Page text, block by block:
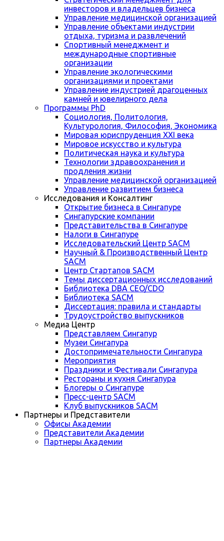
инвесторов и владельцев бизнеса
Управление медицинской организацией
Управление объектами индустрии
отдыха, туризма и развлечений
Спортивный менеджмент и
международные спортивные
организации
Управление экологическими
организациями и проектами
Управление индустрией драгоценных
камней и ювелирного дела
Программы PhD
Социология, Политология,
Культурология, Философия, Экономика
Мировая юриспруденция XXI века
Мировое искусство и культура
Политическая наука и культура
Технологии здравоохранения и
продления жизни
Управление медицинской организацией
Управление развитием бизнеса
Исследования и Консалтинг
Открытие бизнеса в Сингапуре
Сингапурские компании
Представительства в Сингапуре
Налоги в Сингапуре
Исследовательский Центр SACM
Научный & Производственный Центр
SACM
Центр Стартапов SACM
Темы диссертационных исследований
Библиотека DBA CEO/CDO
Библиотека SACM
Диссертация: правила и стандарты
Трудоустройство выпускников
Медиа Центр
Представляем Сингапур
Музеи Сингапура
Достопримечательности Сингапура
Мероприятия
Праздники и Фестивали Сингапура
Рестораны и кухня Сингапура
Блогеры о Сингапуре
Пресс-центр SACM
Клуб выпускников SACM
Партнеры и Представители
Офисы Академии
Представители Академии
Партнеры Академии